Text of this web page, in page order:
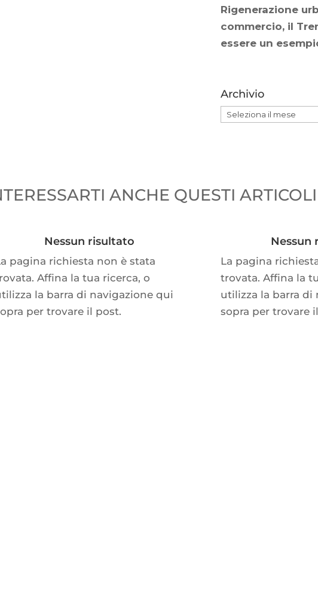
Rigenerazione
commercio, il
essere un
Archivio
Archivio
ANCHE QUESTI ARTICOLI
Nessun risultato
pagina richiesta non è stata
Affina la tua ricerca, o
la barra di navigazione qui
per trovare il post.
Nessun
La pagina
trovata. Affina la
utilizza la barra di
sopra per trovare